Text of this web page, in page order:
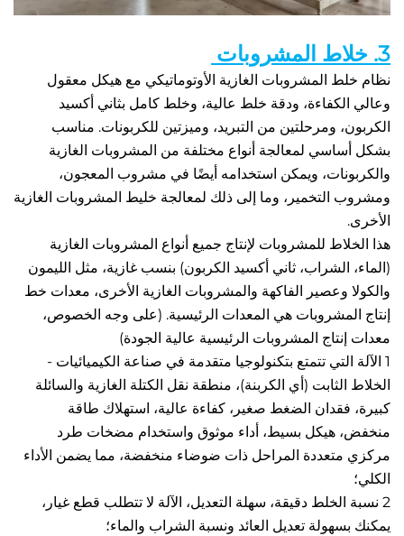
نظام خلط المشروبات الغازية الأوتوماتيكي مع هيكل معقول
وعالي الكفاءة، ودقة خلط عالية، وخلط كامل بثاني أكسيد
الكربون، ومرحلتين من التبريد، وميزتين للكربونات. مناسب
بشكل أساسي لمعالجة أنواع مختلفة من المشروبات الغازية
والكربونات، ويمكن استخدامه أيضًا في مشروب المعجون،
ومشروب التخمير، وما إلى ذلك لمعالجة خليط المشروبات الغازية
هذا الخلاط للمشروبات لإنتاج جميع أنواع المشروبات الغازية
والكولا وعصير الفاكهة والمشروبات الغازية الأخرى، معدات خط
إنتاج المشروبات هي المعدات الرئيسية. (على وجه الخصوص،
المشروبات الرئيسية عالية الجودة)
1 الآلة التي تتمتع بتكنولوجيا متقدمة في صناعة الكيميائيات -
الخلاط الثابت (أي الكربنة)، منطقة نقل الكتلة الغازية والسائلة
كبيرة، فقدان الضغط صغير، كفاءة عالية، استهلاك طاقة
منخفض، هيكل بسيط، أداء موثوق واستخدام مضخات طرد
مركزي متعددة المراحل ذات ضوضاء منخفضة، مما يضمن الأداء
2 نسبة الخلط دقيقة، سهلة التعديل، الآلة لا تتطلب قطع غيار،
تعديل العائد ونسبة الشراب والماء؛